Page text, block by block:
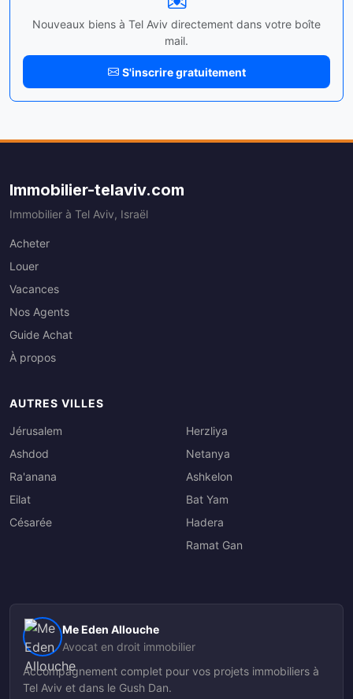
Nouveaux biens à Tel Aviv directement dans votre boîte
mail.
S'inscrire gratuitement
Immobilier-telaviv.com
Immobilier à Tel Aviv, Israël
Acheter
Louer
Vacances
Nos Agents
Guide Achat
À propos
AUTRES VILLES
Jérusalem
Ashdod
Ra'anana
Eilat
Césarée
Herzliya
Netanya
Ashkelon
Bat Yam
Hadera
Ramat Gan
Me Eden Allouche
Avocat en droit immobilier
Accompagnement complet pour vos projets immobiliers à
Tel Aviv et dans le Gush Dan.